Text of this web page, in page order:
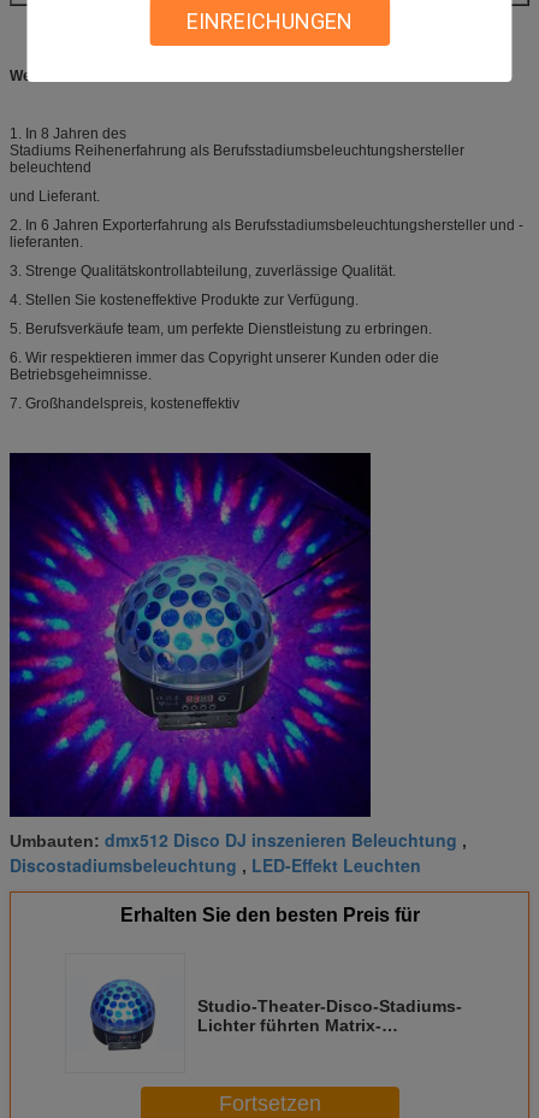
EINREICHUNGEN
Wettbewerbsvorteil:
1. In 8 Jahren des
Stadiums Reihenerfahrung als Berufsstadiumsbeleuchtungshersteller
beleuchtend
und Lieferant.
2. In 6 Jahren Exporterfahrung als Berufsstadiumsbeleuchtungshersteller und -
lieferanten.
3. Strenge Qualitätskontrollabteilung, zuverlässige Qualität.
4. Stellen Sie kosteneffektive Produkte zur Verfügung.
5. Berufsverkäufe team, um perfekte Dienstleistung zu erbringen.
6. Wir respektieren immer das Copyright unserer Kunden oder die
Betriebsgeheimnisse.
7. Großhandelspreis, kosteneffektiv
Umbauten: dmx512 Disco DJ inszenieren Beleuchtung ,
Discostadiumsbeleuchtung , LED-Effekt Leuchten
Erhalten Sie den besten Preis für
Studio-Theater-Disco-Stadiums-
Lichter führten Matrix-
Fortsetzen